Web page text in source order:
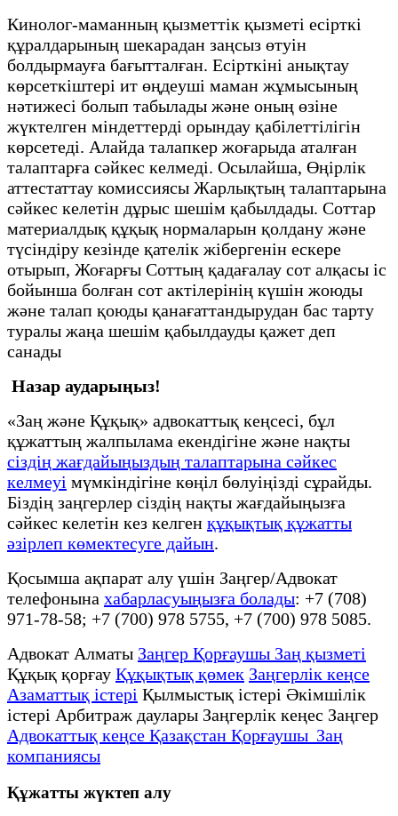
Кинолог-маманның қызметтік қызметі есірткі
құралдарының шекарадан заңсыз өтуін
болдырмауға бағытталған. Есірткіні анықтау
көрсеткіштері ит өңдеуші маман жұмысының
нәтижесі болып табылады және оның өзіне
жүктелген міндеттерді орындау қабілеттілігін
көрсетеді. Алайда талапкер жоғарыда аталған
талаптарға сәйкес келмеді. Осылайша, Өңірлік
аттестаттау комиссиясы Жарлықтың талаптарына
сәйкес келетін дұрыс шешім қабылдады. Соттар
материалдық құқық нормаларын қолдану және
түсіндіру кезінде қателік жібергенін ескере
отырып, Жоғарғы Соттың қадағалау сот алқасы іс
бойынша болған сот актілерінің күшін жоюды
және талап қоюды қанағаттандырудан бас тарту
туралы жаңа шешім қабылдауды қажет деп
санады
Назар аударыңыз!
«Заң және Құқық» адвокаттық кеңсесі, бұл
құжаттың жалпылама екендігіне және нақты
сіздің жағдайыңыздың талаптарына сәйкес
келмеуі мүмкіндігіне көңіл бөлуіңізді сұрайды.
Біздің заңгерлер сіздің нақты жағдайыңызға
сәйкес келетін кез келген құқықтық құжатты
әзірлеп көмектесуге дайын.
Қосымша ақпарат алу үшін Заңгер/Адвокат
телефонына хабарласуыңызға болады: +7 (708)
971-78-58; +7 (700) 978 5755, +7 (700) 978 5085.
Адвокат Алматы Заңгер Қорғаушы Заң қызметі
Құқық қорғау Құқықтық қөмек Заңгерлік кеңсе
Азаматтық істері Қылмыстық істері Әкімшілік
істері Арбитраж даулары Заңгерлік кеңес Заңгер
Адвокаттық кеңсе Қазақстан Қорғаушы Заң
компаниясы
Құжатты жүктеп алу